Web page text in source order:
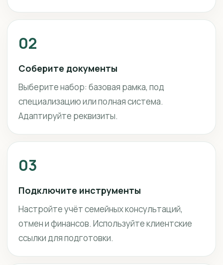
02
Соберите документы
Выберите набор: базовая рамка, под
специализацию или полная система.
Адаптируйте реквизиты.
03
Подключите инструменты
Настройте учёт семейных консультаций,
отмен и финансов. Используйте клиентские
ссылки для подготовки.